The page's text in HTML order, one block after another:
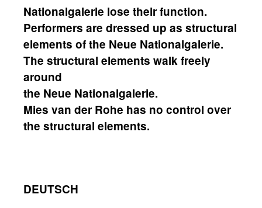
Nationalgalerie lose their function.
Performers are dressed up as structural
elements of the Neue Nationalgalerie.
The structural elements walk freely
around
the Neue Nationalgalerie.
Mies van der Rohe has no control over
the structural elements.
DEUTSCH